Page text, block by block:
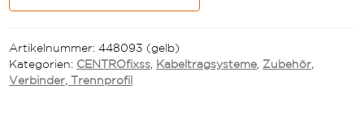
Artikelnummer:448093 (gelb)
Kategorien: CENTROfixss Kabeltragsysteme Zubehör,
Verbinder, Trennprofil